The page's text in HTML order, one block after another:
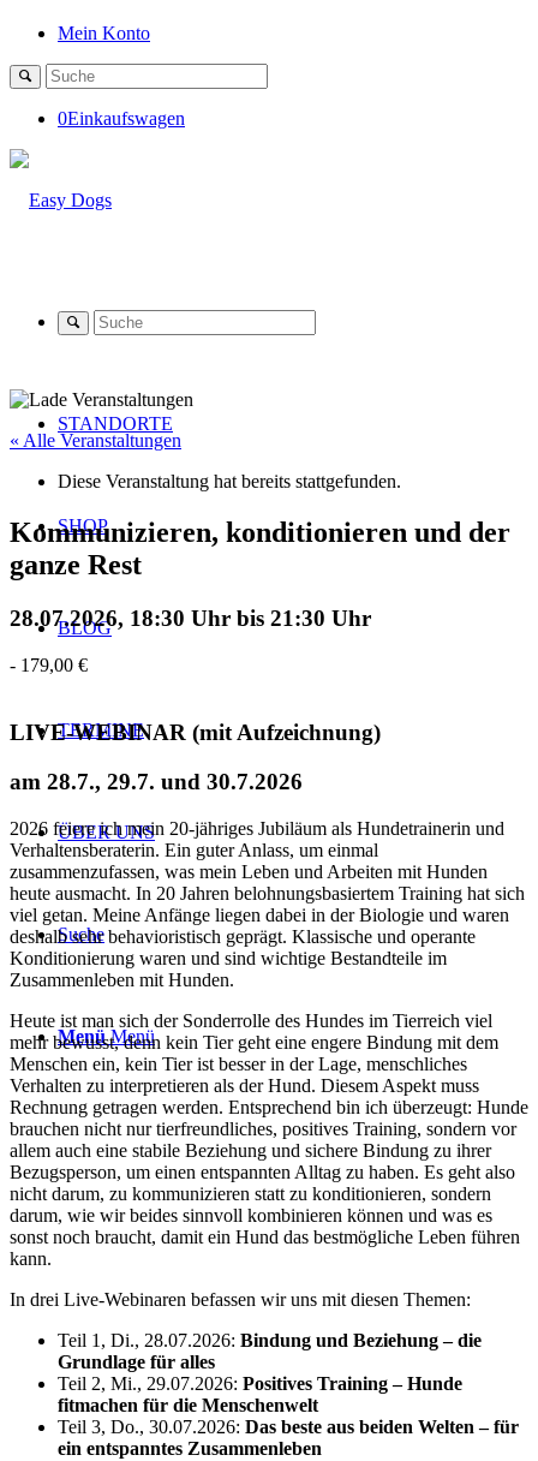
Mein Konto
0Einkaufswagen
STANDORTE
SHOP
BLOG
TERMINE
ÜBER UNS
Suche
Menü Menü
« Alle Veranstaltungen
Diese Veranstaltung hat bereits stattgefunden.
Kommunizieren, konditionieren und der
ganze Rest
28.07.2026, 18:30 Uhr bis 21:30 Uhr
- 179,00 €
LIVE-WEBINAR (mit Aufzeichnung)
am 28.7., 29.7. und 30.7.2026
2026 feiere ich mein 20-jähriges Jubiläum als Hundetrainerin und
Verhaltensberaterin. Ein guter Anlass, um einmal
zusammenzufassen, was mein Leben und Arbeiten mit Hunden
heute ausmacht. In 20 Jahren belohnungsbasiertem Training hat sich
viel getan. Meine Anfänge liegen dabei in der Biologie und waren
deshalb sehr behavioristisch geprägt. Klassische und operante
Konditionierung waren und sind wichtige Bestandteile im
Zusammenleben mit Hunden.
Heute ist man sich der Sonderrolle des Hundes im Tierreich viel
mehr bewusst, denn kein Tier geht eine engere Bindung mit dem
Menschen ein, kein Tier ist besser in der Lage, menschliches
Verhalten zu interpretieren als der Hund. Diesem Aspekt muss
Rechnung getragen werden. Entsprechend bin ich überzeugt: Hunde
brauchen nicht nur tierfreundliches, positives Training, sondern vor
allem auch eine stabile Beziehung und sichere Bindung zu ihrer
Bezugsperson, um einen entspannten Alltag zu haben. Es geht also
nicht darum, zu kommunizieren statt zu konditionieren, sondern
darum, wie wir beides sinnvoll kombinieren können und was es
sonst noch braucht, damit ein Hund das bestmögliche Leben führen
kann.
In drei Live-Webinaren befassen wir uns mit diesen Themen:
Teil 1, Di., 28.07.2026: Bindung und Beziehung – die
Grundlage für alles
Teil 2, Mi., 29.07.2026: Positives Training – Hunde
fitmachen für die Menschenwelt
Teil 3, Do., 30.07.2026: Das beste aus beiden Welten – für
ein entspanntes Zusammenleben